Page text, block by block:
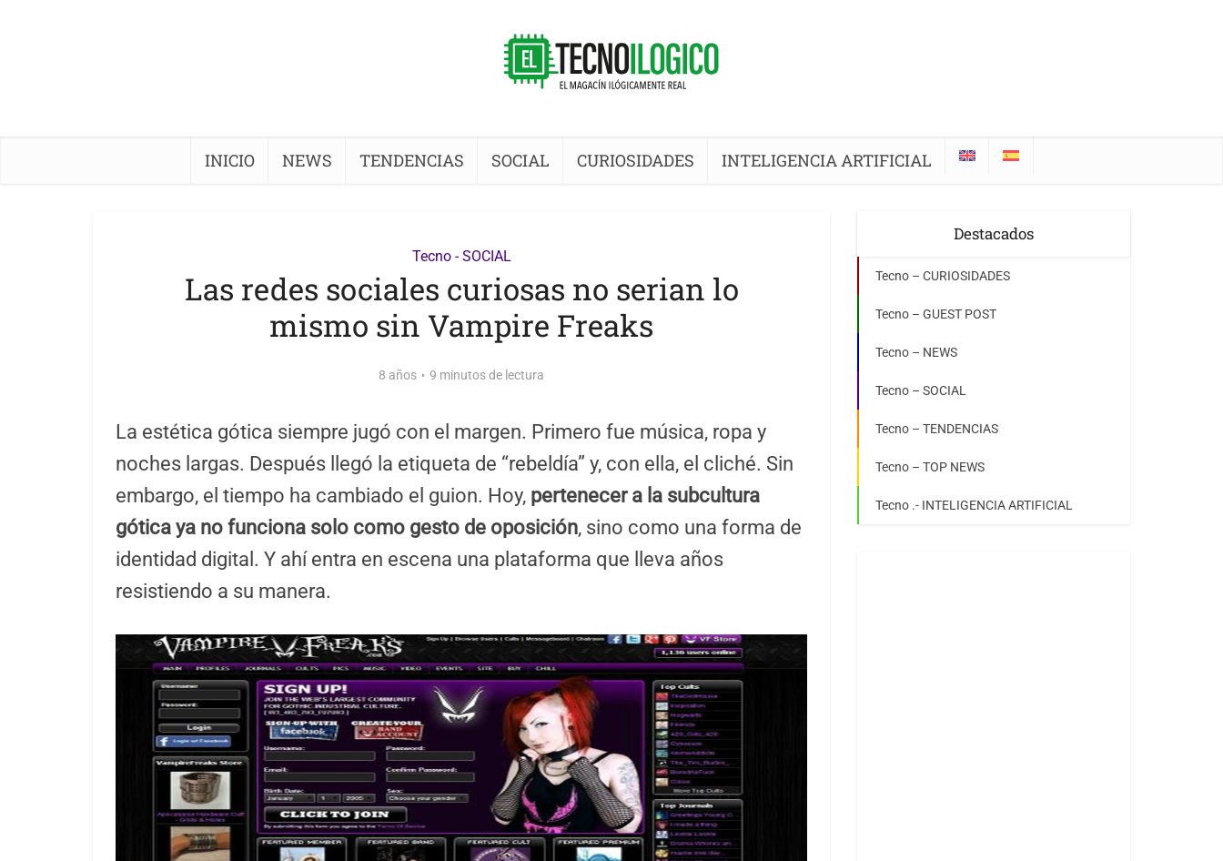
INICIO NEWS TENDENCIAS SOCIAL CURIOSIDADES INTELIGENCIA ARTIFICIAL
Tecno - SOCIAL
Las redes sociales curiosas no serian lo
mismo sin Vampire Freaks
8 años 9 minutos de lectura
La estética gótica siempre jugó con el margen. Primero fue música, ropa y
noches largas. Después llegó la etiqueta de “rebeldía” y, con ella, el cliché. Sin
embargo, el tiempo ha cambiado el guion. Hoy, pertenecer a la subcultura
gótica ya no funciona solo como gesto de oposición, sino como una forma de
identidad digital. Y ahí entra en escena una plataforma que lleva años
resistiendo a su manera.
Destacados
Tecno – CURIOSIDADES
Tecno – GUEST POST
Tecno – NEWS
Tecno – SOCIAL
Tecno – TENDENCIAS
Tecno – TOP NEWS
Tecno .- INTELIGENCIA ARTIFICIAL